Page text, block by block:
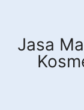
contentJasa